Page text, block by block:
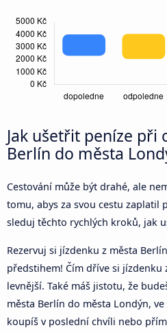
Jak ušetřit peníze při
Berlín do města
Cestování může být drahé, ale
tomu, abys za svou cestu zaplatil
sleduj těchto rychlých kroků, jak
Rezervuj si jízdenku z města
předstihem! Čím dříve si jízdenku
levnější. Také máš jistotu, že
města Berlín do města Londýn,
koupíš v poslední chvíli nebo